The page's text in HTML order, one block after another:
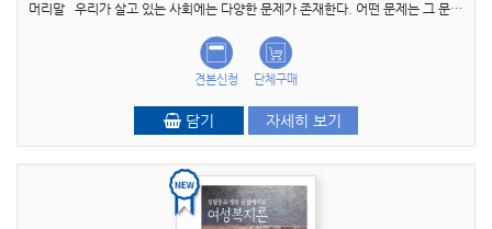
머리말 우리가 살고 있는 사회에는 다양한 문제가 존재한다. 어떤 문제는 그 문제를 경험하고 있는 개인에게만 해당하는 ‘개인적 곤란(private troubles)’으로 간주되기도 하고, 어..
견본신청 단체구매
담기 자세히 보기